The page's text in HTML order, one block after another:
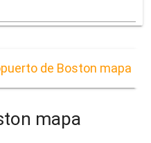
de Boston mapa
mapa